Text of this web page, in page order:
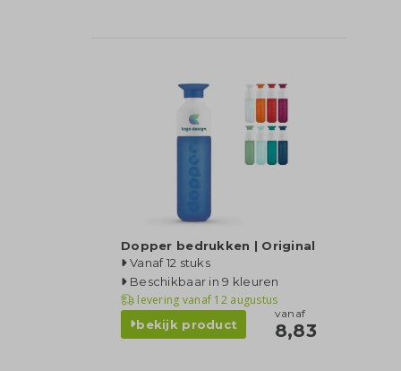
Dopper bedrukken | Original
Vanaf 12 stuks
Beschikbaar in 9 kleuren
levering vanaf 12 augustus
bekijk product
vanaf
8,83